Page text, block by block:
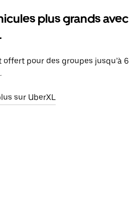
plus grands avec
offert pour des groupes jusqu’à 6
sur UberXL